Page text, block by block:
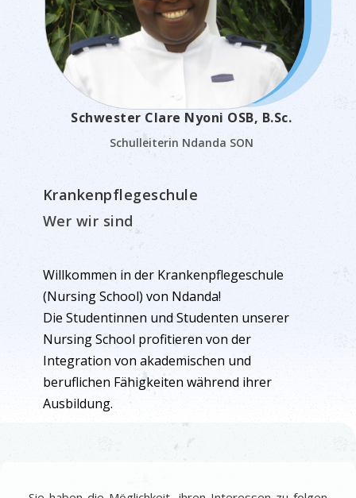
Schwester Clare Nyoni OSB, B.Sc.
Schulleiterin Ndanda SON
Krankenpflegeschule
Wer wir sind
Willkommen in der Krankenpflegeschule
(Nursing School) von Ndanda!
Die Studentinnen und Studenten unserer
Nursing School profitieren von der
Integration von akademischen und
beruflichen Fähigkeiten während ihrer
Ausbildung.